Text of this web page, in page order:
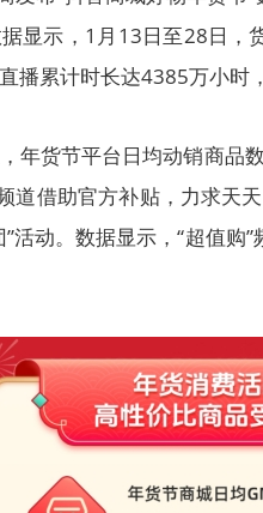
显示，1月13日至28日，
播累计时长达4385万小时
年货节平台日均动销商品
道借助官方补贴，力求天
活动。数据显示，“超值购